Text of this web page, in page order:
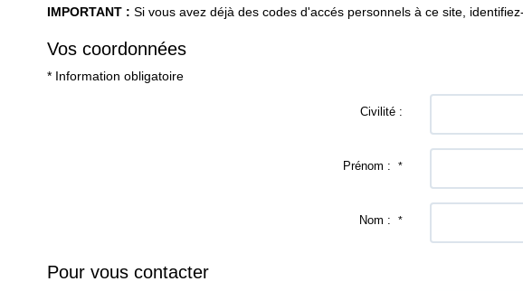
IMPORTANT : Si vous avez déjà des codes d'accés personnels à ce site,
Vos coordonnées
* Information obligatoire
Civilité :
Prénom :*
Nom :*
Pour vous contacter